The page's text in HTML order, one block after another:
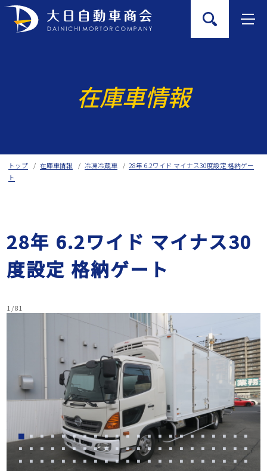
Skip
content
在庫車情報
トップ 在庫車情報 冷凍冷蔵車
28年 6.2ワイド マイナス30度設定 格納ゲー
ト
28年 6.2ワイド マイナス30
度設定 格納ゲート
1 / 81